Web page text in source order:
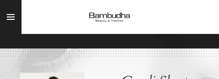
direct
hoofdinhoud